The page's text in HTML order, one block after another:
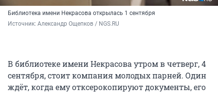
Библиотека имени Некрасова открылась 1 сентября
Источник: Александр Ощепков / NGS.RU
В библиотеке имени Некрасова утром в четверг, 4
сентября, стоит компания молодых парней. Один
ждёт, когда ему отксерокопируют документы, его